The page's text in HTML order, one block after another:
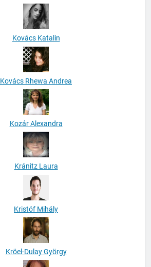
Kovács Katalin
Kovács Rhewa Andrea
Kozár Alexandra
Kránitz Laura
Kristóf Mihály
Kröel-Dulay György